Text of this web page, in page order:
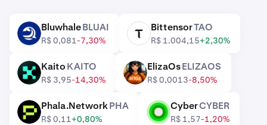
BLUAI BluwhaleBLUAI
R$ 0,081-7,30%
TAO BittensorTAO
R$ 1.004,15+2,30%
KAITO KaitoKAITO
R$ 3,95-14,30%
ELIZAOS ElizaOsELIZAOS
R$ 0,0013-8,50%
PHA Phala.NetworkPHA
R$ 0,11+0,80%
CYBER CyberCYBER
R$ 1,57-1,20%